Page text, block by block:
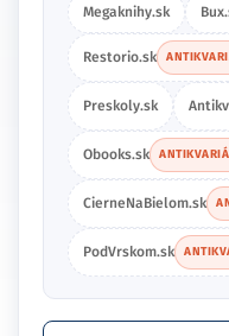
Megaknihy.sk
Restorio.sk
Preskoly.sk
Obooks.sk
CierneNaBielom.sk
PodVrskom.sk